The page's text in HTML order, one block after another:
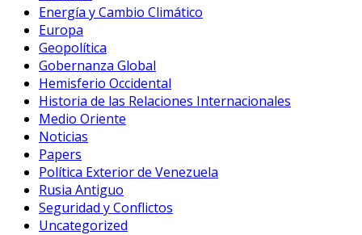
Energía y Cambio Climático
Europa
Geopolítica
Gobernanza Global
Hemisferio Occidental
Historia de las Relaciones Internacionales
Medio Oriente
Noticias
Papers
Política Exterior de Venezuela
Rusia Antiguo
Seguridad y Conflictos
Uncategorized